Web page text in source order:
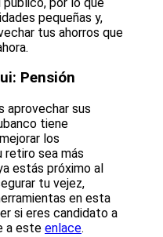
pequeñas y,
tus ahorros que
Pensión
aprovechar sus
tiene
los
retiro sea más
estás próximo al
tu vejez,
en esta
si eres candidato a
a este enlace.